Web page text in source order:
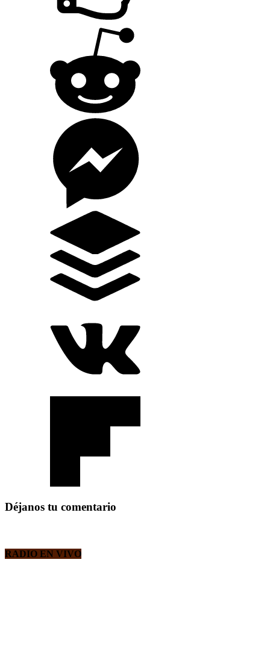
Déjanos tu comentario
RADIO EN VIVO